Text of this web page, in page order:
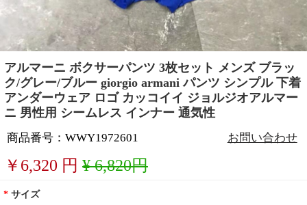
アルマーニ ボクサーパンツ 3枚セット メンズ ブラッ
ク/グレー/ブルー giorgio armani パンツ シンプル 下着
アンダーウェア ロゴ カッコイイ ジョルジオアルマー
ニ 男性用 シームレス インナー 通気性
商品番号：WWY1972601 お問い合わせ
￥ 6,320 円 ¥ 6,820円
* サイズ